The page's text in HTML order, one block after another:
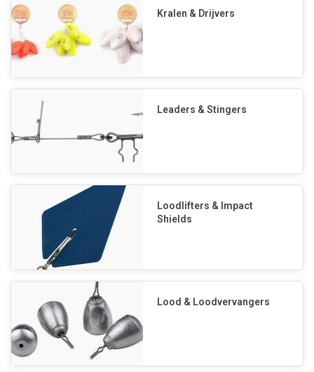
Kralen & Drijvers
Leaders & Stingers
Loodlifters & Impact
Shields
Lood & Loodvervangers